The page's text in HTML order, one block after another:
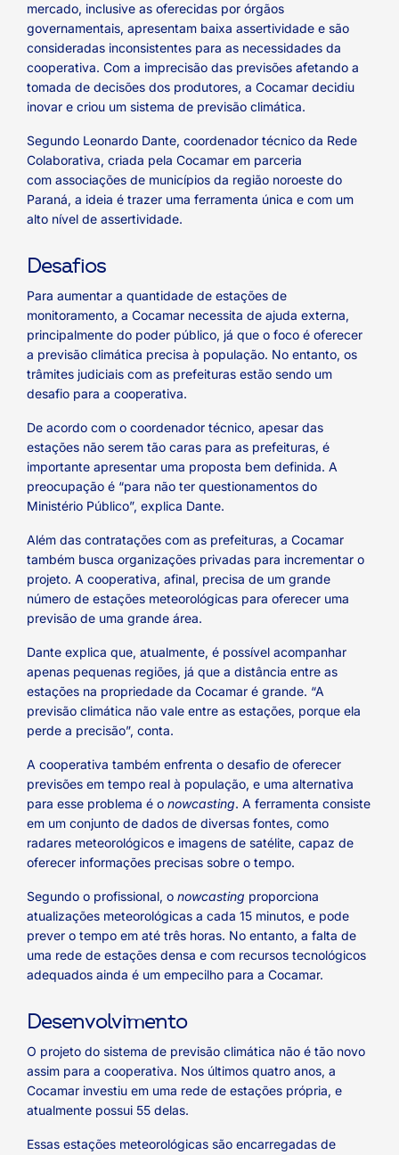
mercado, inclusive as oferecidas por órgãos
governamentais, apresentam baixa assertividade e são
consideradas inconsistentes para as necessidades da
cooperativa. Com a imprecisão das previsões afetando a
tomada de decisões dos produtores, a Cocamar decidiu
inovar e criou um sistema de previsão climática.
Segundo Leonardo Dante, coordenador técnico da Rede
Colaborativa, criada pela Cocamar em parceria
com associações de municípios da região noroeste do
Paraná, a ideia é trazer uma ferramenta única e com um
alto nível de assertividade.
Desafios
Para aumentar a quantidade de estações de
monitoramento, a Cocamar necessita de ajuda externa,
principalmente do poder público, já que o foco é oferecer
a previsão climática precisa à população. No entanto, os
trâmites judiciais com as prefeituras estão sendo um
desafio para a cooperativa.
De acordo com o coordenador técnico, apesar das
estações não serem tão caras para as prefeituras, é
importante apresentar uma proposta bem definida. A
preocupação é “para não ter questionamentos do
Ministério Público”, explica Dante.
Além das contratações com as prefeituras, a Cocamar
também busca organizações privadas para incrementar o
projeto. A cooperativa, afinal, precisa de um grande
número de estações meteorológicas para oferecer uma
previsão de uma grande área.
Dante explica que, atualmente, é possível acompanhar
apenas pequenas regiões, já que a distância entre as
estações na propriedade da Cocamar é grande. “A
previsão climática não vale entre as estações, porque ela
perde a precisão”, conta.
A cooperativa também enfrenta o desafio de oferecer
previsões em tempo real à população, e uma alternativa
para esse problema é o nowcasting. A ferramenta consiste
em um conjunto de dados de diversas fontes, como
radares meteorológicos e imagens de satélite, capaz de
oferecer informações precisas sobre o tempo.
Segundo o profissional, o nowcasting proporciona
atualizações meteorológicas a cada 15 minutos, e pode
prever o tempo em até três horas. No entanto, a falta de
uma rede de estações densa e com recursos tecnológicos
adequados ainda é um empecilho para a Cocamar.
Desenvolvimento
O projeto do sistema de previsão climática não é tão novo
assim para a cooperativa. Nos últimos quatro anos, a
Cocamar investiu em uma rede de estações própria, e
atualmente possui 55 delas.
Essas estações meteorológicas são encarregadas de